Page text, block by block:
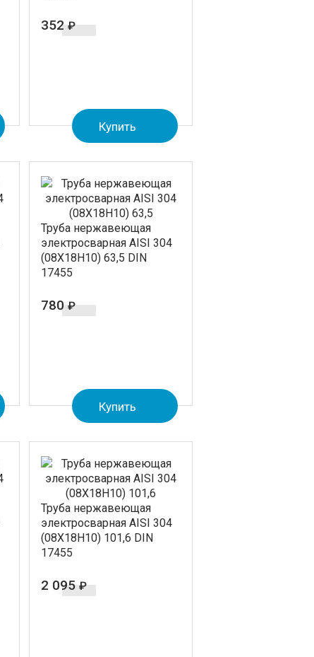
352 ₽
Купить
Труба нержавеющая
электросварная AISI 304
(08Х18Н10) 63,5 DIN
17455
780 ₽
Купить
Труба нержавеющая
электросварная AISI 304
(08Х18Н10) 101,6 DIN
17455
2 095 ₽